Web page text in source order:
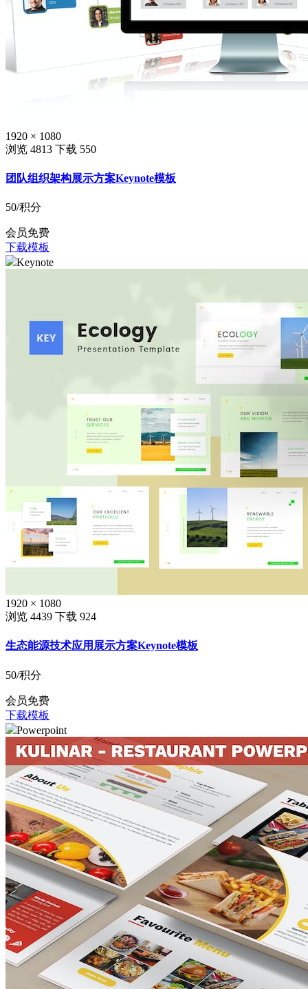
1920 × 1080
浏览 4813 下载 550
团队组织架构展示方案Keynote模板
50/积分
会员免费
下载模板
Keynote
1920 × 1080
浏览 4439 下载 924
生态能源技术应用展示方案Keynote模板
50/积分
会员免费
下载模板
Powerpoint